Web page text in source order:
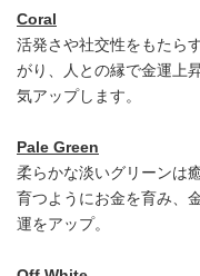
Coral
活発さや社交性をもたら
がり、人との縁で金運上
気アップします。
Pale Green
柔らかな淡いグリーンは
育つようにお金を育み、
運をアップ。